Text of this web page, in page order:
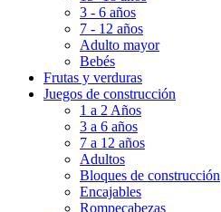
3 - 6 años
7 - 12 años
Adulto mayor
Bebés
Frutas y verduras
Juegos de construcción
1 a 2 Años
3 a 6 años
7 a 12 años
Adultos
Bloques de construcción
Encajables
Rompecabezas